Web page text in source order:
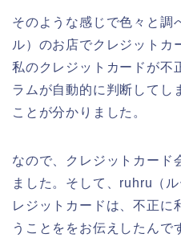
そのような感じで色々と調
ル）のお店でクレジットカ
私のクレジットカードが不
ラムが自動的に判断してし
ことが分かりました。
なので、クレジットカード
ました。そして、ruhru（
レジットカードは、不正に
うことををお伝えしたんで